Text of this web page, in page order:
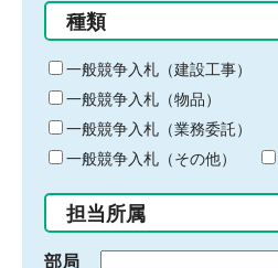
る
キ
ー
ワ
ー
ド
入
力
種類
一般競争入札（建設工事）
一般競争入札（物品）
一般競争入札（業務委託）
一般競争入札（その他）
担当所属
部局